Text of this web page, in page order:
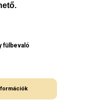
fülbevaló